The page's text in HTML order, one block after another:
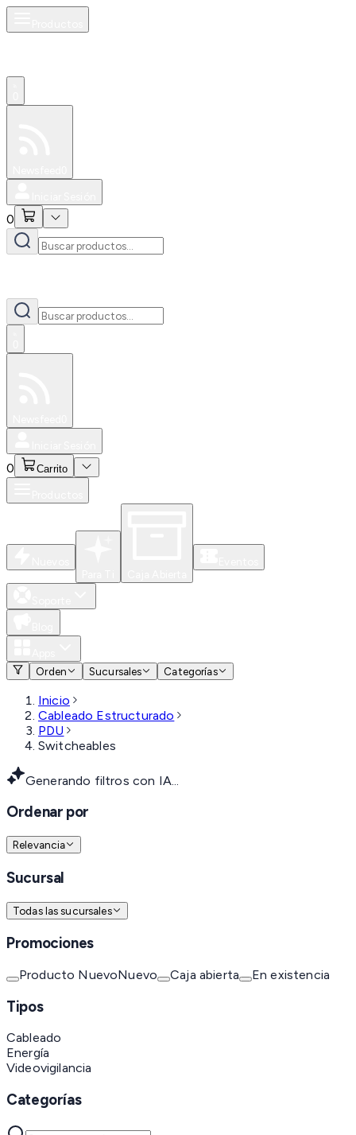
0
0 Carrito
Orden
Sucursales Categorías
Inicio
Cableado Estructurado
PDU
Switcheables
Generando filtros con IA...
Ordenar por
Relevancia
Sucursal
Todas las sucursales
Promociones
Producto NuevoNuevo Caja abierta En existencia
Tipos
Cableado
Energía
Videovigilancia
Categorías